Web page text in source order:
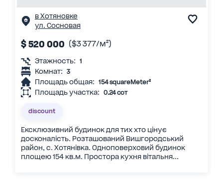
в Хотяновке
ул. Сосновая
$ 520 000 ($3 377/м²)
Этажность: 1
Комнат: 3
Площадь общая: 154 squareMeter²
Площадь участка: 0.24 сот
discount
Ексклюзивний будинок для тих хто цінує
досконалість. Розташований Вишгородський
район, с. Хотянівка. Одноповерховий будинок
площею 154 кв.м. Простора кухня вітальня...